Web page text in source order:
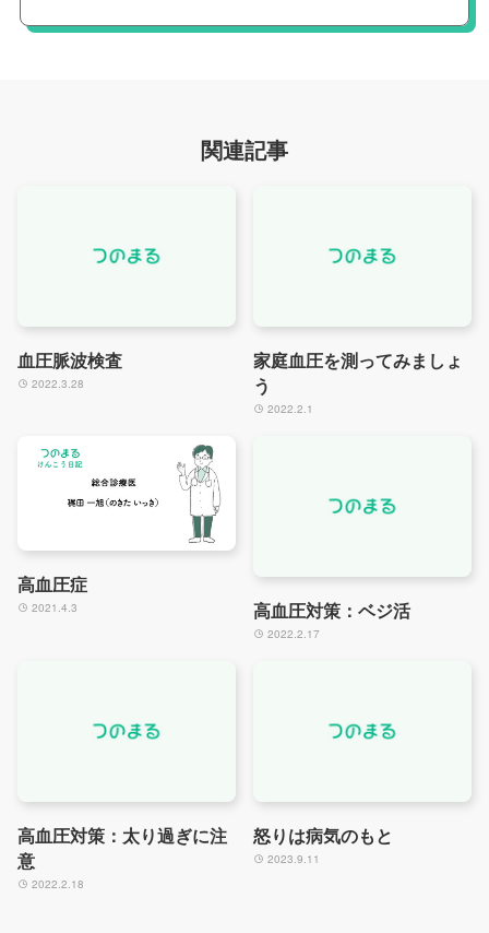
関連記事
血圧脈波検査
2022.3.28
家庭血圧を測ってみましょ
う
2022.2.1
高血圧症
2021.4.3 高血圧対策：ベジ活
2022.2.17
高血圧対策：太り過ぎに注
意
2022.2.18
怒りは病気のもと
2023.9.11